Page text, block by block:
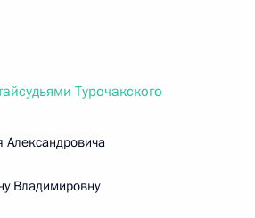
Турочакского
Александровича
Владимировну